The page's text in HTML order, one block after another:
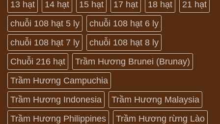
13 hạt 14 hạt 15 hạt 17 hạt 18 hạt
21 hạt
chuỗi 108 hạt 5 ly
chuỗi 108 hạt 6 ly
chuỗi 108 hạt 7 ly
chuỗi 108 hạt 8 ly
Chuỗi 216 hạt
Trầm Hương Brunei (Brunay)
Trầm Hương Campuchia
Trầm Hương Indonesia
Trầm Hương Malaysia
Trầm Hương Philippines
Trầm Hương rừng Lào